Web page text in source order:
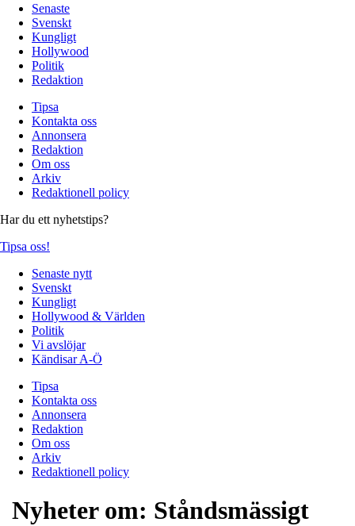
Senaste
Svenskt
Kungligt
Hollywood
Politik
Redaktion
Tipsa
Kontakta oss
Annonsera
Redaktion
Om oss
Arkiv
Redaktionell policy
Har du ett nyhetstips?
Tipsa oss!
Senaste nytt
Svenskt
Kungligt
Hollywood & Världen
Politik
Vi avslöjar
Kändisar A-Ö
Tipsa
Kontakta oss
Annonsera
Redaktion
Om oss
Arkiv
Redaktionell policy
Nyheter om: Ståndsmässigt